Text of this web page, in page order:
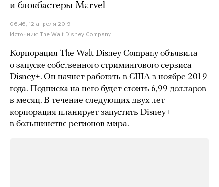
и блокбастеры Marvel
06:46, 12 апреля 2019
Источник: The Walt Disney Company
Корпорация The Walt Disney Company объявила
о запуске собственного стримингового сервиса
Disney+. Он начнет работать в США в ноябре 2019
года. Подписка на него будет стоить 6,99 долларов
в месяц. В течение следующих двух лет
корпорация планирует запустить Disney+
в большинстве регионов мира.